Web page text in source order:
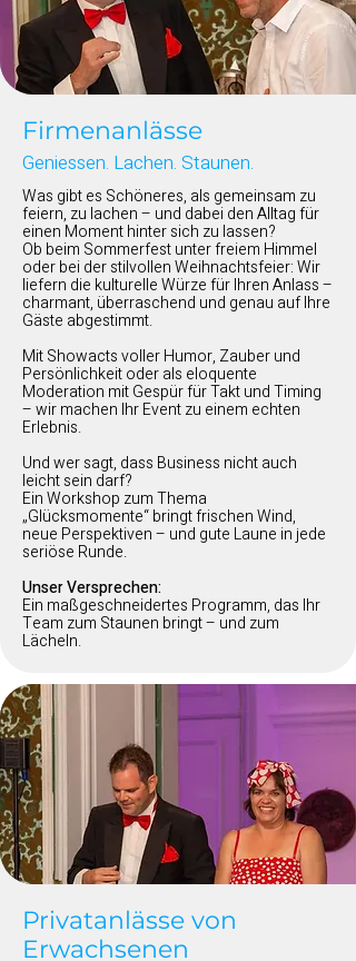
Firmenanlässe
Geniessen. Lachen. Staunen.
Was gibt es Schöneres, als gemeinsam zu
feiern, zu lachen – und dabei den Alltag für
einen Moment hinter sich zu lassen?
Ob beim Sommerfest unter freiem Himmel
oder bei der stilvollen Weihnachtsfeier: Wir
liefern die kulturelle Würze für Ihren Anlass –
charmant, überraschend und genau auf Ihre
Gäste abgestimmt.
Mit Showacts voller Humor, Zauber und
Persönlichkeit oder als eloquente
Moderation mit Gespür für Takt und Timing
– wir machen Ihr Event zu einem echten
Erlebnis.
Und wer sagt, dass Business nicht auch
leicht sein darf?
Ein Workshop zum Thema
„Glücksmomente“ bringt frischen Wind,
neue Perspektiven – und gute Laune in jede
seriöse Runde.
Unser Versprechen:
Ein maßgeschneidertes Programm, das Ihr
Team zum Staunen bringt – und zum
Lächeln.
Privatanlässe von
Erwachsenen